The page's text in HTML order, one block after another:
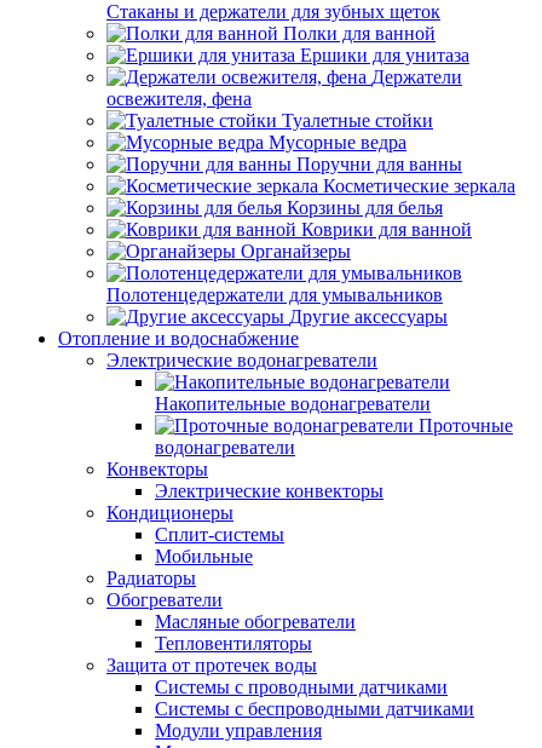
Стаканы и держатели для зубных щеток
Полки для ванной
Ершики для унитаза
Держатели
освежителя, фена
Туалетные стойки
Мусорные ведра
Поручни для ванны
Косметические зеркала
Корзины для белья
Коврики для ванной
Органайзеры
Полотенцедержатели для умывальников
Другие аксессуары
Отопление и водоснабжение
Электрические водонагреватели
Накопительные водонагреватели
Проточные
водонагреватели
Конвекторы
Электрические конвекторы
Кондиционеры
Сплит-системы
Мобильные
Радиаторы
Обогреватели
Масляные обогреватели
Тепловентиляторы
Защита от протечек воды
Системы с проводными датчиками
Системы с беспроводными датчиками
Модули управления